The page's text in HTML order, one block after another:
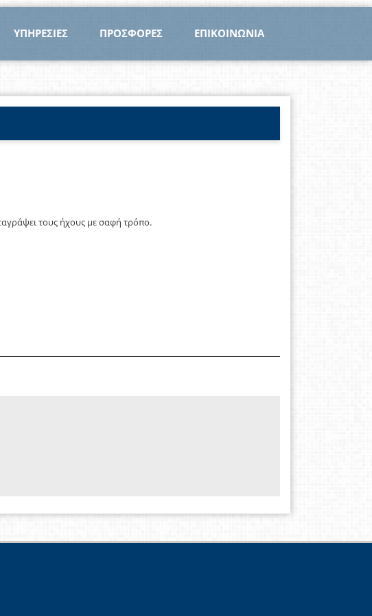
τους ήχους με σαφή τρόπο.
ΥΠΗΡΕΣΙΕΣ ΠΡΟΣΦΟΡΕΣ ΕΠΙΚΟΙΝΩΝΙΑ